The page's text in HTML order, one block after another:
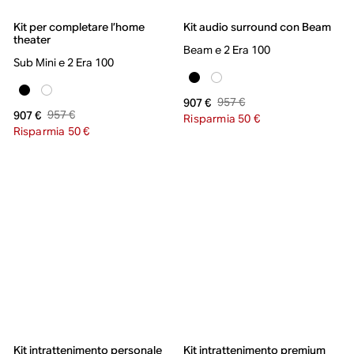
Kit per completare l’home
theater
Sub Mini e 2 Era 100
907 € 957 €
Risparmia 50 €
Kit audio surround con Beam
Beam e 2 Era 100
907 € 957 €
Risparmia 50 €
Kit intrattenimento personale Kit intrattenimento premium